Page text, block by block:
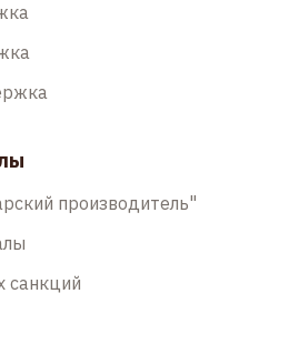
производитель"
санкций